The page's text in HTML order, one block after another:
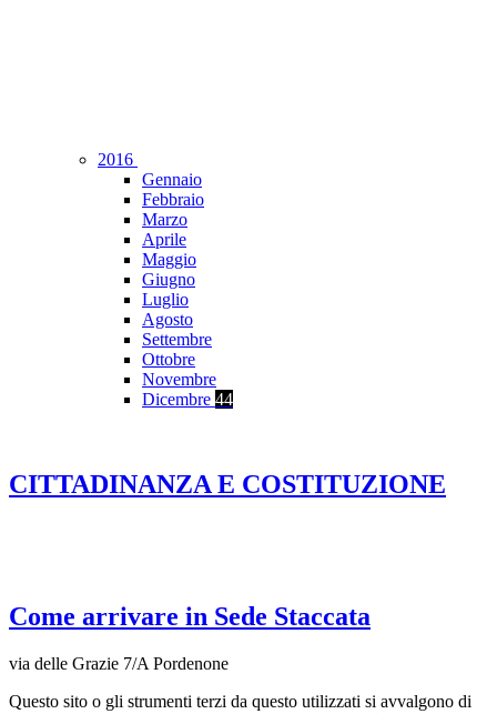
2016
Gennaio
Febbraio
Marzo
Aprile
Maggio
Giugno
Luglio
Agosto
Settembre
Ottobre
Novembre
Dicembre 44
CITTADINANZA E COSTITUZIONE
Come arrivare in Sede Staccata
via delle Grazie 7/A Pordenone
Questo sito o gli strumenti terzi da questo utilizzati si avvalgono di